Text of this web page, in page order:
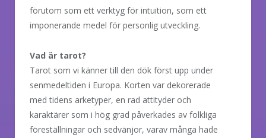
förutom som ett verktyg för intuition, som ett
imponerande medel för personlig utveckling.
Vad är tarot?
Tarot som vi känner till den dök först upp under
senmedeltiden i Europa. Korten var dekorerade
med tidens arketyper, en rad attityder och
karaktärer som i hög grad påverkades av folkliga
föreställningar och sedvänjor, varav många hade